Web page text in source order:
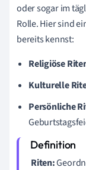
oder sogar im
Rolle. Hier sind
bereits kennst:
Religiöse
Kulturelle
Persönliche
Riten: